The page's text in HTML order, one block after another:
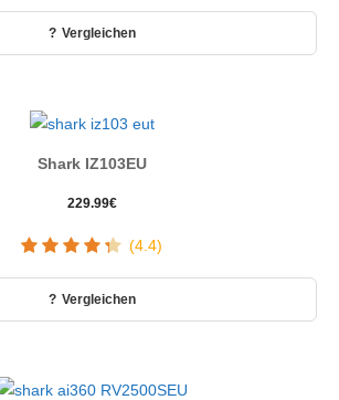
Vergleichen
Shark IZ103EU
229.99€
(4.4)
Vergleichen